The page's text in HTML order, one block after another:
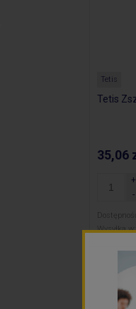
Tetis
Tetis
35,06
Dostępność:
Wysyłka w: